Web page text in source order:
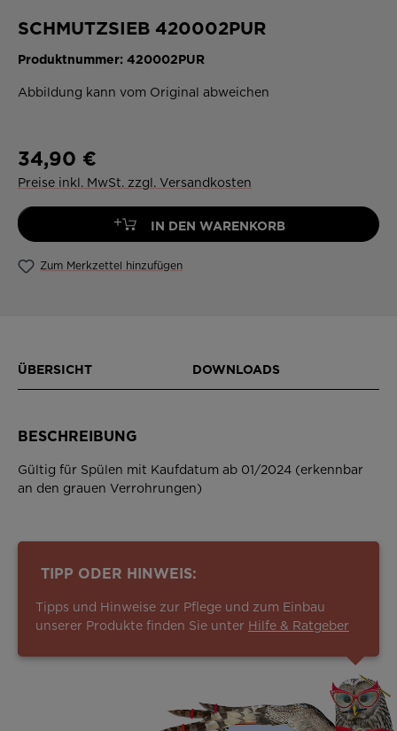
SCHMUTZSIEB 420002PUR
Produktnummer: 420002PUR
Abbildung kann vom Original abweichen
34,90 €
Preise inkl. MwSt. zzgl. Versandkosten
+ IN DEN WARENKORB
Zum Merkzettel hinzufügen
ÜBERSICHT DOWNLOADS
BESCHREIBUNG
Gültig für Spülen mit Kaufdatum ab 01/2024 (erkennbar
an den grauen Verrohrungen)
TIPP ODER HINWEIS:
Tipps und Hinweise zur Pflege und zum Einbau
unserer Produkte finden Sie unter Hilfe & Ratgeber